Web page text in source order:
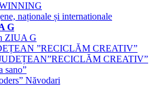
naționale și internationale
G
ZIUA G
”RECICLĂM CREATIV”
CREATIV”
sano”
Năvodari